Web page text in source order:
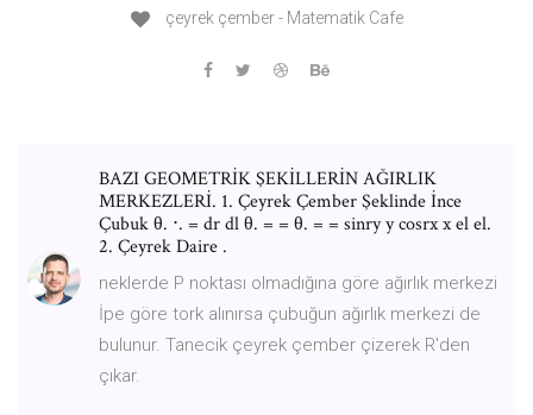
çeyrek çember - Matematik Cafe
BAZI GEOMETRİK ŞEKİLLERİN AĞIRLIK
MERKEZLERİ. 1. Çeyrek Çember Şeklinde İnce
Çubuk θ. ⋅. = dr dl θ. = = θ. = = sinry y cosrx x el el.
2. Çeyrek Daire .
neklerde P noktası olmadığına göre ağırlık merkezi
İpe göre tork alınırsa çubuğun ağırlık merkezi de
bulunur. Tanecik çeyrek çember çizerek R'den
çıkar.